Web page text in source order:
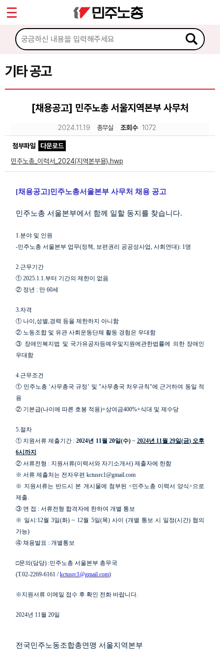
기타 공고
[채용공고] 민주노총 서울지역본부 사무처
2024.11.19 총무실 조회수 1072
첨부파일
다운로드
민주노총_이력서_2024(지역본부용).hwp
[채용공고]민주노총서울본부 사무처 채용 공고
민주노총 서울본부에서 함께 일할 동지를 찾습니다.
1.분야 및 인원
-민주노총 서울본부 업무(정책, 보편권리 공공성사업, 사회연대): 1명
2.근무기간
① 2025.1.1.부터 기간의 제한이 없음
② 정년 : 만 60세
3.자격
① 나이 ,성별,경력 등을 제한하지 아니함
② 노동조합 및 유관 사회운동단체 활동 경험은 우대함
③ 장애인복지법 및 국가유공자등예우및지원에관한법률에 의한 장애인
우대함
4.근무조건
① 민주노총 ‘사무총국 규정’ 및 "사무총국 처우규칙"에 근거하여 동일 적
용
② 기본급(나이에 따른 호봉 적용)+상여금400%+식대 및 제수당
5.절차
① 지원서류 제출기간 : 2024년 11월 20일(수) ~ 2024년 11월 29일(금)오후
6시까지
② 서류전형 : 지원서류(이력서와 자기소개서) 제출자에 한함
※ 서류 제출처는 전자우편 kctusrc1@gmail.com
※ 지원서류는 반드시 본 게시물에 첨부된 <민주노총 이력서 양식>으로
제출.
③ 면 접 : 서류전형 합격자에 한하여 개별 통보
※ 일시 :12월3일(화) ~ 12월 5일(목) 사이 (개별 통보 시 일정(시간) 협의
가능)
④ 채용발표 : 개별통보
□문의 (담당) :민주노총 서울본부 총무국
(T.02-2269-6161 /kctusrc1@gmail.com)
※지원서류 이메일 접수 후 확인 전화 바랍니다.
2024년 11월 20일
전국민주노동조합총연맹 서울지역본부
마이페이지
소개
소식
공지사항
성명·보도
노동상담
자료
부설기관
업무
Sketchbook5, 스케치북5
Sketchbook5, 스케치북5